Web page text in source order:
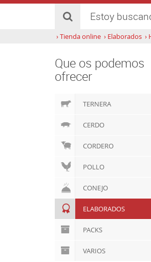
Estoy
›Tienda online › Elaborados ›
Que os podemos
ofrecer
TERNERA
CERDO
CORDERO
POLLO
CONEJO
ELABORADOS
PACKS
VARIOS